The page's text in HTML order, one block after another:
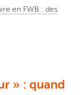
en FWB : des
» : quand